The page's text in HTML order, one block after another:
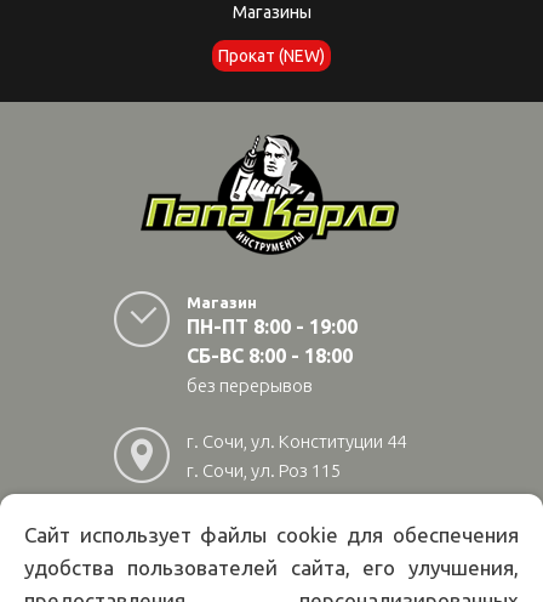
Магазины
Прокат (NEW)
Магазин
ПН-ПТ 8:00 - 19:00
СБ-ВС 8:00 - 18:00
без перерывов
г. Сочи, ул. Конституции 44
г. Сочи, ул. Роз 115
г. Адлер, ул Авиационная
28/10
222 02 01
Сайт использует файлы cookie для обеспечения
удобства пользователей сайта, его улучшения,